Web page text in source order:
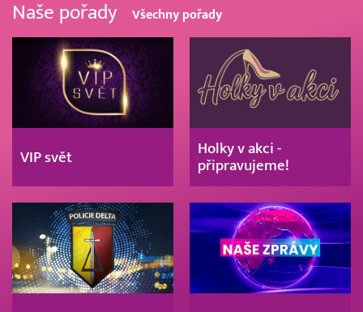
Naše pořady Všechny pořady
VIP svět
Holky v akci -
připravujeme!